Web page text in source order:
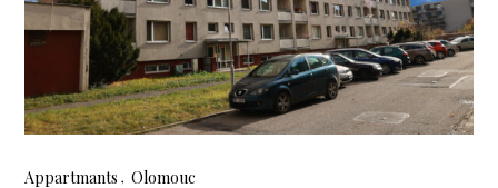
Appartmants Olomouc